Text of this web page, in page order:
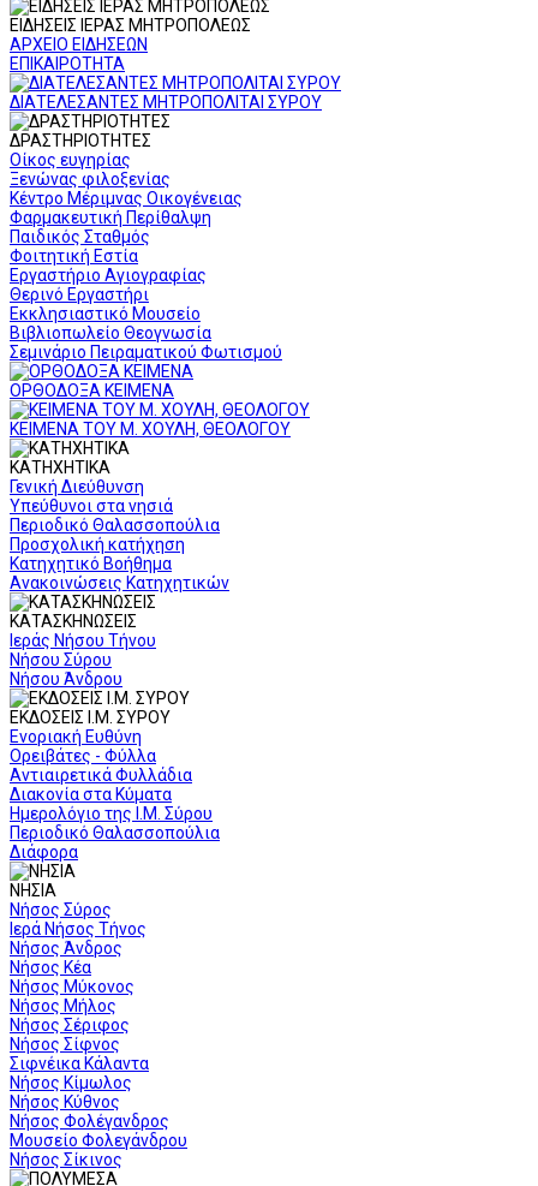
ΕΙΔΗΣΕΙΣ ΙΕΡΑΣ ΜΗΤΡΟΠΟΛΕΩΣ
ΑΡΧΕΙΟ ΕΙΔΗΣΕΩΝ
ΕΠΙΚΑΙΡΟΤΗΤΑ
ΔΙΑΤΕΛΕΣΑΝΤΕΣ ΜΗΤΡΟΠΟΛΙΤΑΙ ΣΥΡΟΥ
ΔΡΑΣΤΗΡΙΟΤΗΤΕΣ
Οίκος ευγηρίας
Ξενώνας φιλοξενίας
Κέντρο Μέριμνας Οικογένειας
Φαρμακευτική Περίθαλψη
Παιδικός Σταθμός
Φοιτητική Εστία
Εργαστήριο Αγιογραφίας
Θερινό Εργαστήρι
Εκκλησιαστικό Μουσείο
Βιβλιοπωλείο Θεογνωσία
Σεμινάριο Πειραματικού Φωτισμού
ΟΡΘΟΔΟΞΑ ΚΕΙΜΕΝΑ
ΚΕΙΜΕΝΑ ΤΟΥ Μ. ΧΟΥΛΗ, ΘΕΟΛΟΓΟΥ
ΚΑΤΗΧΗΤΙΚΑ
Γενική Διεύθυνση
Υπεύθυνοι στα νησιά
Περιοδικό Θαλασσοπούλια
Προσχολική κατήχηση
Κατηχητικό Βοήθημα
Ανακοινώσεις Κατηχητικών
ΚΑΤΑΣΚΗΝΩΣΕΙΣ
Ιεράς Νήσου Τήνου
Νήσου Σύρου
Νήσου Άνδρου
ΕΚΔΟΣΕΙΣ Ι.Μ. ΣΥΡΟΥ
Ενοριακή Ευθύνη
Ορειβάτες - Φύλλα
Αντιαιρετικά Φυλλάδια
Διακονία στα Κύματα
Ημερολόγιο της Ι.Μ. Σύρου
Περιοδικό Θαλασσοπούλια
Διάφορα
ΝΗΣΙΑ
Νήσος Σύρος
Ιερά Νήσος Τήνος
Νήσος Άνδρος
Νήσος Κέα
Νήσος Μύκονος
Νήσος Μήλος
Νήσος Σέριφος
Νήσος Σίφνος
Σιφνέικα Κάλαντα
Νήσος Κίμωλος
Νήσος Κύθνος
Νήσος Φολέγανδρος
Μουσείο Φολεγάνδρου
Νήσος Σίκινος